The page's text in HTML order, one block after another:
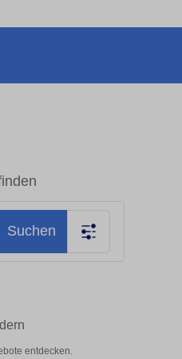
Suchen
entdecken.